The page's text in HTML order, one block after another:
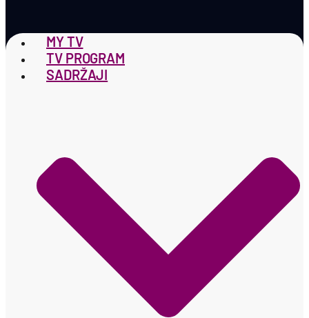
MY TV
TV PROGRAM
SADRŽAJI